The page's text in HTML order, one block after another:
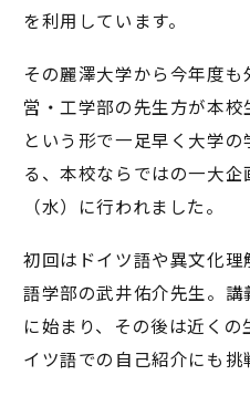
を利用しています。
その麗澤大学から今年度
営・工学部の先生方が本
という形で一足早く大学
る、本校ならではの一大
（水）に行われました。
初回はドイツ語や異文化
語学部の武井佑介先生。
に始まり、その後は近く
イツ語での自己紹介にも挑